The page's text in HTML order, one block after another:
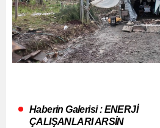
Haberin Galerisi : ENERJİ
ÇALIŞANLARI ARSİN